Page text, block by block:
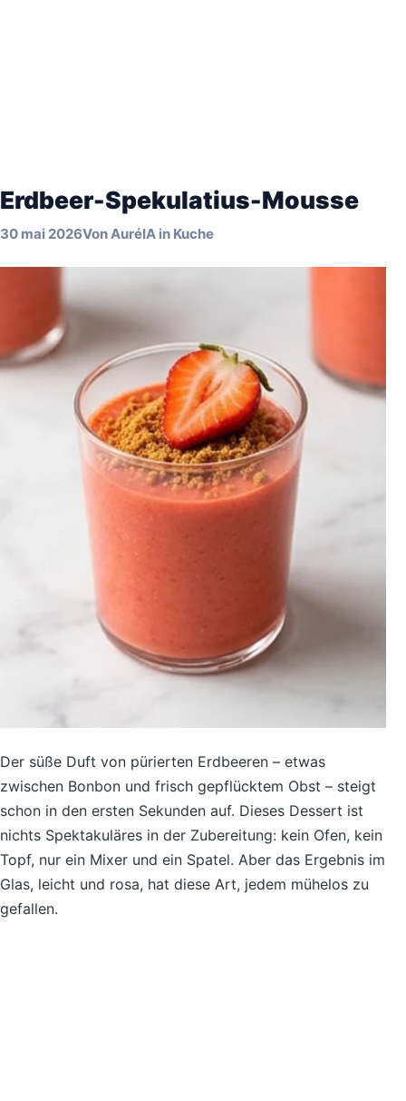
Erdbeer-Spekulatius-Mousse
30 mai 2026VonAuréIA in Kuche
Der süße Duft von pürierten Erdbeeren – etwas
zwischen Bonbon und frisch gepflücktem Obst – steigt
schon in den ersten Sekunden auf. Dieses Dessert ist
nichts Spektakuläres in der Zubereitung: kein Ofen, kein
Topf, nur ein Mixer und ein Spatel. Aber das Ergebnis im
Glas, leicht und rosa, hat diese Art, jedem mühelos zu
gefallen.